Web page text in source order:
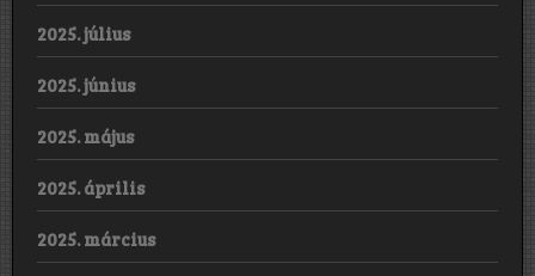
2025. július
2025. június
2025. május
2025. április
2025. március